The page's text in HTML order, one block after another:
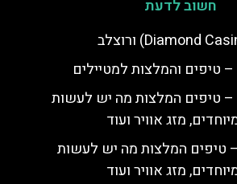
חשוב לדעת
– טיפים והמלצות למטיילים
– טיפים המלצות מה יש לעשות
מזג אוויר ועוד
טיפים המלצות מה יש לעשות
מזג אוויר ועוד